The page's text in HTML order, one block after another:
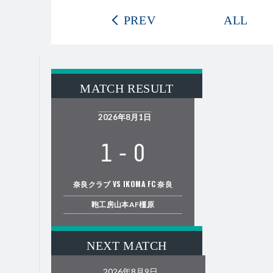
PREV ALL
MATCH RESULT
2026年8月1日
1 - 0
鞄工房山本AF橿原
奈良クラブ VS IKOMA FC 奈良
NEXT MATCH